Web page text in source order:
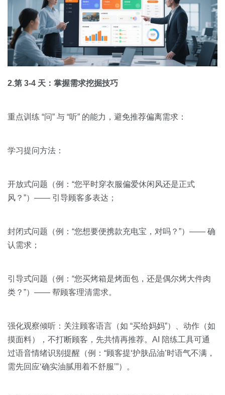
2.第 3-4 天：掌握需求挖掘技巧
重点训练 “问” 与 “听” 的能力，避免推荐偏离需求：
学习提问方法：
开放式问题（例：“您平时穿衣服偏爱休闲风还是正式
风？”）—— 引导顾客多表达；
封闭式问题（例：“您想要便携款充电宝，对吗？”）—— 确
认需求；
引导式问题（例：“您买烤箱是烤面包，还是偶尔烤大件肉
类？”）—— 帮顾客理清需求。
强化观察倾听：关注顾客语言（如 “买给妈妈”）、动作（如
摸面料），不打断顾客，先共情再推荐。AI 陪练工具可通
过语音情绪识别提醒（例：“顾客提‘护肤品油’时语气不满，
需先回应‘确实油腻用着不舒服’”）。